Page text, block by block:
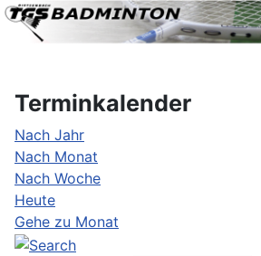
Terminkalender
Nach Jahr
Nach Monat
Nach Woche
Heute
Gehe zu Monat